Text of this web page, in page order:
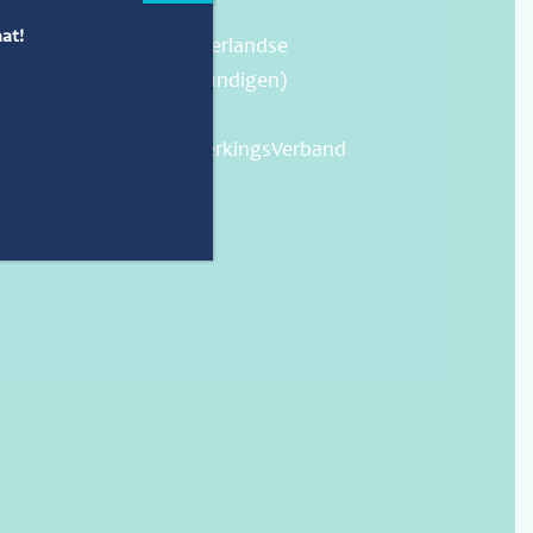
(Koninklijke Nederlandse
Organisatie van Verloskundigen)
*Verloskundig SamenwerkingsVerband